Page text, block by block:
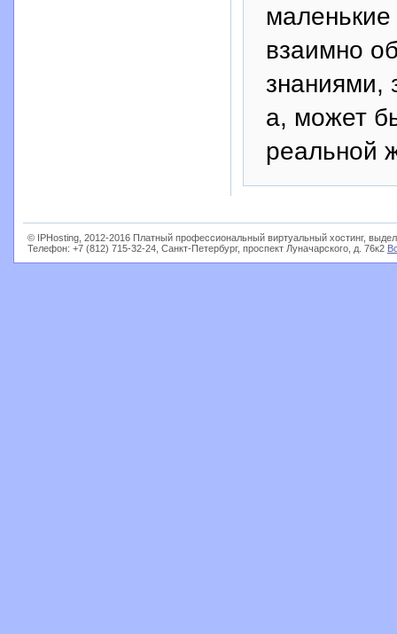
взаимно
знаниями,
а, может
реальной
© IPHosting, 2012-2016 Платный профессиональный виртуальный хостинг,
Телефон: +7 (812) 715-32-24, Санкт-Петербург, проспект Луначарского, д. 76к2